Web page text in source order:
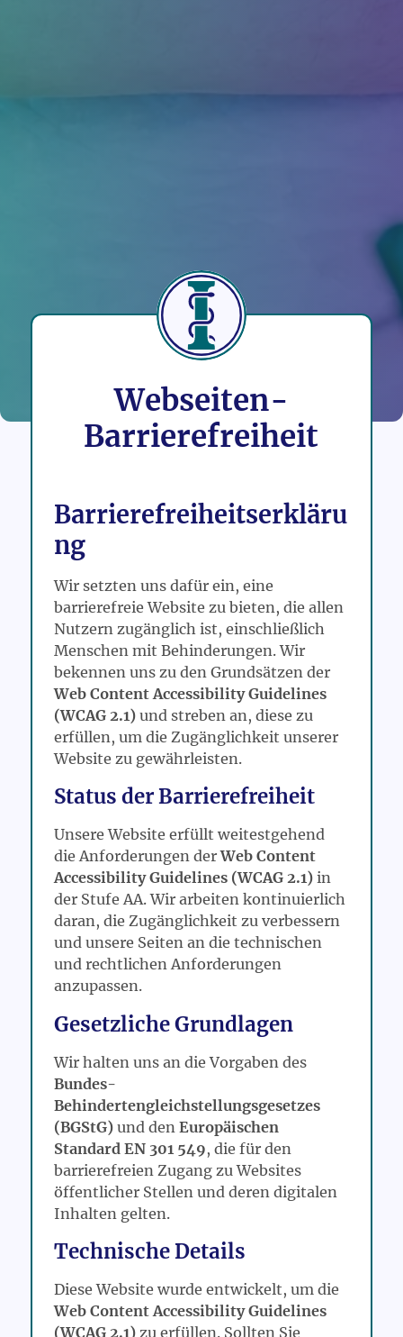
Webseiten-
Barrierefreiheit
Barrierefreiheitserkläru
ng
Wir setzten uns dafür ein, eine
barrierefreie Website zu bieten, die allen
Nutzern zugänglich ist, einschließlich
Menschen mit Behinderungen. Wir
bekennen uns zu den Grundsätzen der
Web Content Accessibility Guidelines
(WCAG 2.1) und streben an, diese zu
erfüllen, um die Zugänglichkeit unserer
Website zu gewährleisten.
Status der Barrierefreiheit
Unsere Website erfüllt weitestgehend
die Anforderungen derWeb Content
Accessibility Guidelines (WCAG 2.1) in
der Stufe AA. Wir arbeiten kontinuierlich
daran, die Zugänglichkeit zu verbessern
und unsere Seiten an die technischen
und rechtlichen Anforderungen
anzupassen.
Gesetzliche Grundlagen
Wir halten uns an die Vorgaben des
Bundes-
Behindertengleichstellungsgesetzes
(BGStG) und denEuropäischen
Standard EN 301 549, die für den
barrierefreien Zugang zu Websites
öffentlicher Stellen und deren digitalen
Inhalten gelten.
Technische Details
Diese Website wurde entwickelt, um die
Web Content Accessibility Guidelines
(WCAG 2.1) zu erfüllen. Sollten Sie